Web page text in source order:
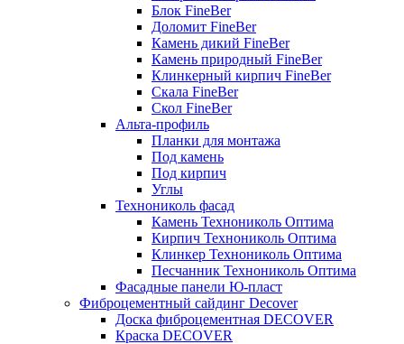
Блок FineBer
Доломит FineBer
Камень дикий FineBer
Камень природный FineBer
Клинкерный кирпич FineBer
Скала FineBer
Скол FineBer
Альта-профиль
Планки для монтажа
Под камень
Под кирпич
Углы
Технониколь фасад
Камень Технониколь Оптима
Кирпич Технониколь Оптима
Клинкер Технониколь Оптима
Песчанник Технониколь Оптима
Фасадные панели Ю-пласт
Фиброцементный сайдинг Decover
Доска фиброцементная DECOVER
Краска DECOVER